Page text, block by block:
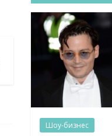
Шоу-бизнес